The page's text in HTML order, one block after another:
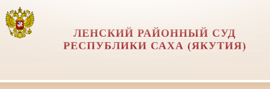
ЛЕНСКИЙ РАЙОННЫЙ СУД
РЕСПУБЛИКИ САХА (ЯКУТИЯ)